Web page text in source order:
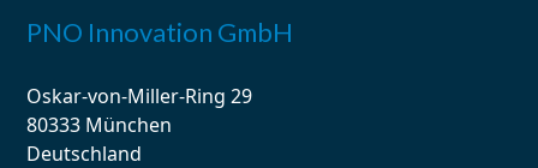
PNO Innovation GmbH
Oskar-von-Miller-Ring 29
80333 München
Deutschland